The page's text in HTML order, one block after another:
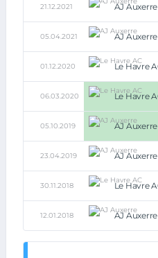
21.12.2021 AJ Auxerre
05.04.2021 AJ Auxerre
01.12.2020 Le Havre
06.03.2020 Le Havre
05.10.2019 AJ Auxerre
23.04.2019 AJ Auxerre
30.11.2018 Le Havre
12.01.2018 AJ Auxerre